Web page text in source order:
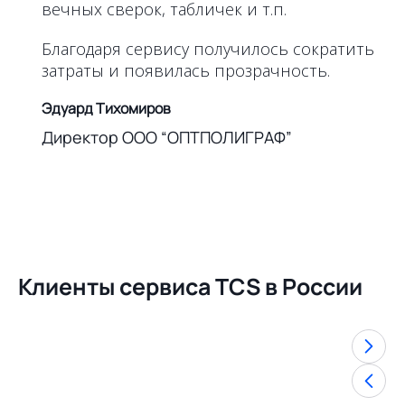
вечных сверок, табличек и т.п.
Благодаря сервису получилось сократить
затраты и появилась прозрачность.
Эдуард Тихомиров
Директор ООО “ОПТПОЛИГРАФ”
Клиенты сервиса TCS в России